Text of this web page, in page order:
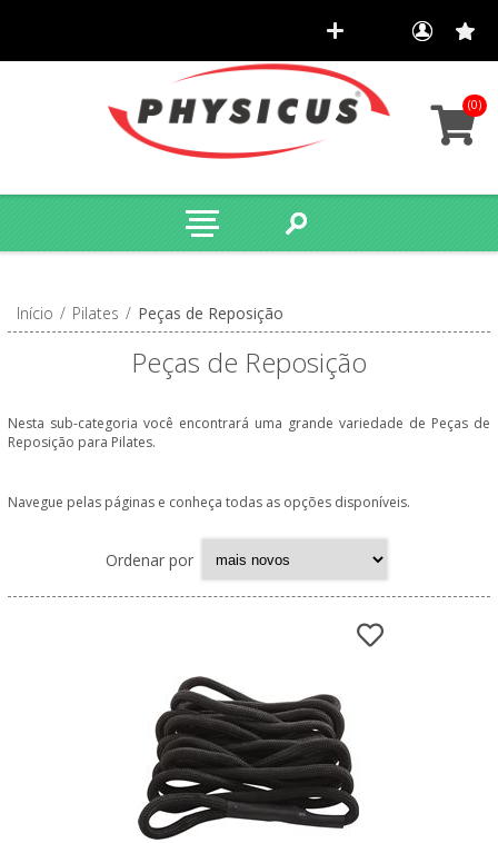
(0)
Início / Pilates / Peças de Reposição
Peças de Reposição
Nesta sub-categoria você encontrará uma grande variedade de Peças de
Reposição para Pilates.
Navegue pelas páginas e conheça todas as opções disponíveis.
Ordenar por